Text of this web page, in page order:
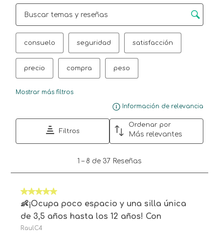
consuelo seguridad satisfacción
precio compra peso
Mostrar más filtros
Información de relevancia
Filtros
Ordenar por
Más relevantes
8
Reseñas.
1 – 8 de 37 Reseñas
5 de 5 estrellas.
👶¡Ocupa poco espacio y una silla única
de 3,5 años hasta los 12 años! Con
RaulC4